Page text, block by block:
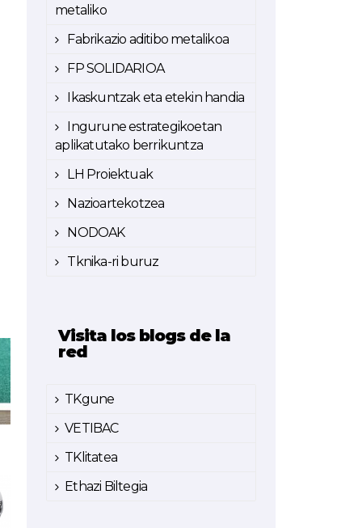
metaliko
Fabrikazio aditibo metalikoa
FP SOLIDARIOA
Ikaskuntzak eta etekin handia
Ingurune estrategikoetan
aplikatutako berrikuntza
LH Proiektuak
Nazioartekotzea
NODOAK
Tknika-ri buruz
Visita los blogs de la
red
TKgune
VETIBAC
TKlitatea
Ethazi Biltegia